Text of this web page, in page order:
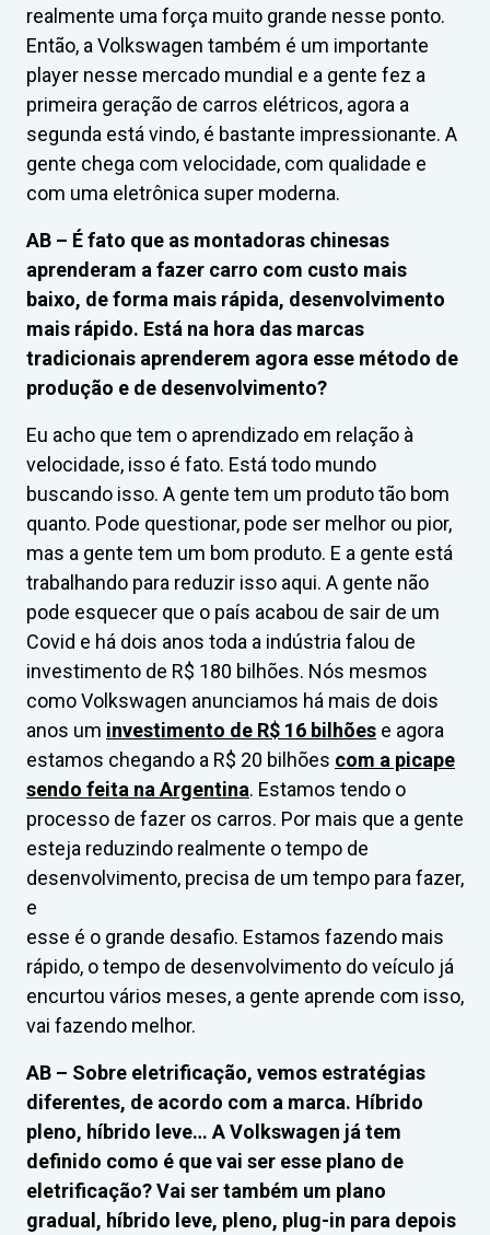
realmente uma força muito grande nesse ponto.
Então, a Volkswagen também é um importante
player nesse mercado mundial e a gente fez a
primeira geração de carros elétricos, agora a
segunda está vindo, é bastante impressionante. A
gente chega com velocidade, com qualidade e
com uma eletrônica super moderna.
AB – É fato que as montadoras chinesas
aprenderam a fazer carro com custo mais
baixo, de forma mais rápida, desenvolvimento
mais rápido. Está na hora das marcas
tradicionais aprenderem agora esse método de
produção e de desenvolvimento?
Eu acho que tem o aprendizado em relação à
velocidade, isso é fato. Está todo mundo
buscando isso. A gente tem um produto tão bom
quanto. Pode questionar, pode ser melhor ou pior,
mas a gente tem um bom produto. E a gente está
trabalhando para reduzir isso aqui. A gente não
pode esquecer que o país acabou de sair de um
Covid e há dois anos toda a indústria falou de
investimento de R$ 180 bilhões. Nós mesmos
como Volkswagen anunciamos há mais de dois
anos um investimento de R$ 16 bilhões e agora
estamos chegando a R$ 20 bilhões com a picape
sendo feita na Argentina. Estamos tendo o
processo de fazer os carros. Por mais que a gente
esteja reduzindo realmente o tempo de
desenvolvimento, precisa de um tempo para fazer,
e
esse é o grande desafio. Estamos fazendo mais
rápido, o tempo de desenvolvimento do veículo já
encurtou vários meses, a gente aprende com isso,
vai fazendo melhor.
AB – Sobre eletrificação, vemos estratégias
diferentes, de acordo com a marca. Híbrido
pleno, híbrido leve… A Volkswagen já tem
definido como é que vai ser esse plano de
eletrificação? Vai ser também um plano
gradual, híbrido leve, pleno, plug-in para depois